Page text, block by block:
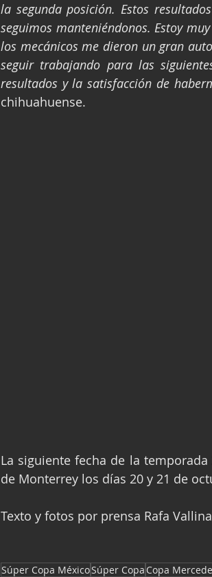
la segunda posición. Estos
seguimos manteniéndonos. Estoy
los mecánicos me dieron un gran
seguir trabajando para las
resultados y la satisfacción de
chihuahuense.
La siguiente fecha de la
de Monterrey los días 20 y 21 de
Texto y fotos por prensa Rafa Vallina
Súper Copa MéxicoSúper Copa Copa